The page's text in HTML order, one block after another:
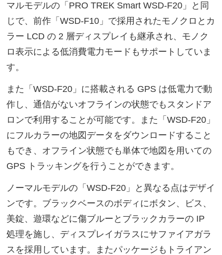
マルモデルの「PRO TREK Smart WSD-F20」と同
じで、前作「WSD-F10」で採用されたモノクロとカ
ラー LCD の 2 層ディスプレイも継承され、モノク
ロ表示による低消費電力モードもサポートしていま
す。
また「WSD-F20」に搭載される GPS は低電力で動
作し、通信がないオフラインの状態でもスタンドア
ロンで利用することが可能です。また「WSD-F20」
にフルカラーの地図データをダウンロードすること
もでき、オフライン状態でも単体で地図を用いての
GPS トラッキングを行うことができます。
ノーマルモデルの「WSD-F20」と異なる点はデザイ
ンです。ブラックベースのボディにボタン、ビス、
美錠、遊環などに傷ブルーとブラックカラーの IP
処理を施し、ディスプレイガラスにサファイアガラ
スを採用しています。またパッケージもトライアン